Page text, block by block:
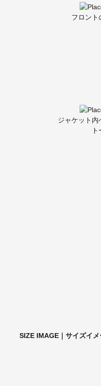
フロント
ジャケット内
SIZE IMAGE｜サイズイメ